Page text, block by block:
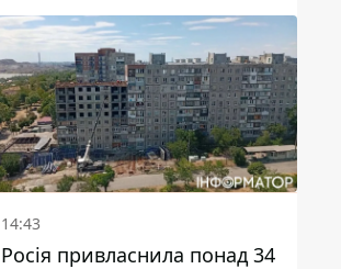
одна людина і ще 15 отримали поранення
14:43
Росія привласнила понад 34